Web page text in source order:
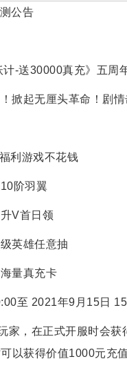
公告
-送30000真充》五周
掀起无厘头革命！剧
利游戏不花钱
阶羽翼
V首日领
英雄任意抽
量真充卡
至 2021年9月15日
家，在正式开服时会
以获得价值1000元充